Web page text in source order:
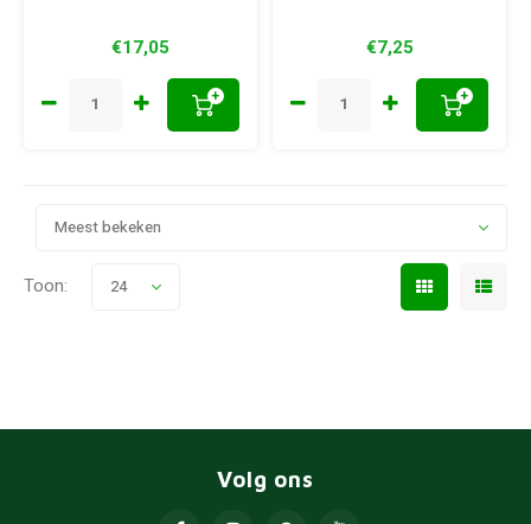
€17,05
+
€7,25
+
Meest bekeken
Toon: 24
Volg ons